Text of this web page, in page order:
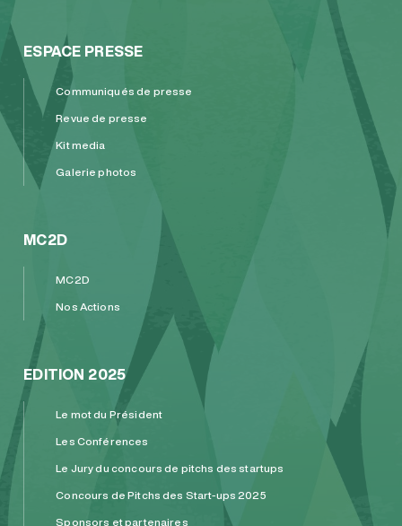
ESPACE PRESSE
Communiqués de presse
Revue de presse
Kit media
Galerie photos
MC2D
MC2D
Nos Actions
EDITION 2025
Le mot du Président
Les Conférences
Le Jury du concours de pitchs des startups
Concours de Pitchs des Start-ups 2025
Sponsors et partenaires